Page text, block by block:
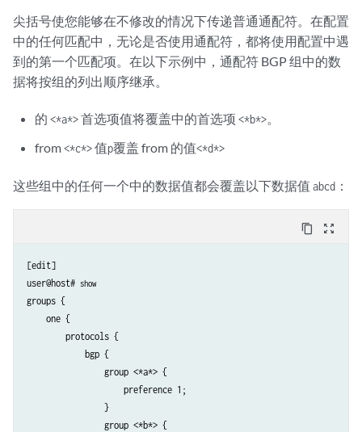
尖括号使您能够在不修改的情况下传递普通通配符。在配置
中的任何匹配中，无论是否使用通配符，都将使用配置中遇
到的第一个匹配项。在以下示例中，通配符 BGP 组中的数
据将按组的列出顺序继承。
的<*a*>首选项值将覆盖中的首选项<*b*>
from<*c*>值p覆盖 from 的值<*d*>
这些组中的任何一个中的数据值都会覆盖以下数据值 abcd ：
content_copy zoom_out_map
[edit]
user@host# show
groups {
    one {
        protocols {
            bgp {
                group <*a*> {
                    preference 1;
                }
                group <*b*> {